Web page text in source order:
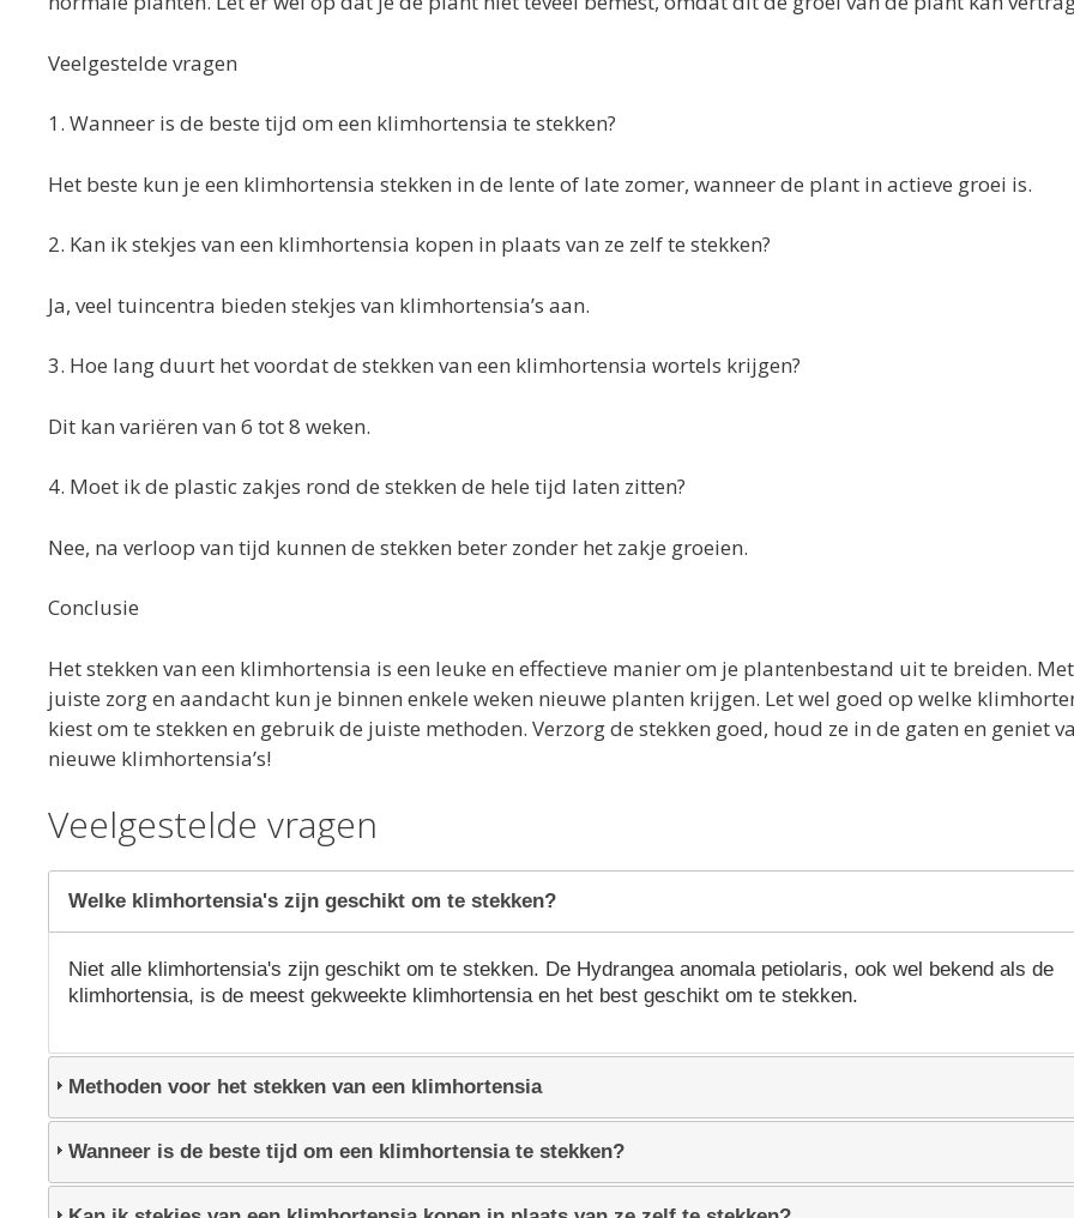
Veelgestelde vragen
1. Wanneer is de beste tijd om een klimhortensia te stekken?
Het beste kun je een klimhortensia stekken in de lente of late zomer, wanneer de plant in actieve groei is.
2. Kan ik stekjes van een klimhortensia kopen in plaats van ze zelf te stekken?
Ja, veel tuincentra bieden stekjes van klimhortensia’s aan.
3. Hoe lang duurt het voordat de stekken van een klimhortensia wortels krijgen?
Dit kan variëren van 6 tot 8 weken.
4. Moet ik de plastic zakjes rond de stekken de hele tijd laten zitten?
Nee, na verloop van tijd kunnen de stekken beter zonder het zakje groeien.
Conclusie
Het stekken van een klimhortensia is een leuke en effectieve manier om je plantenbestand uit te breiden.
juiste zorg en aandacht kun je binnen enkele weken nieuwe planten krijgen. Let wel goed op welke
kiest om te stekken en gebruik de juiste methoden. Verzorg de stekken goed, houd ze in de gaten en geniet
nieuwe klimhortensia’s!
Veelgestelde vragen
Welke klimhortensia's zijn geschikt om te stekken?
Niet alle klimhortensia's zijn geschikt om te stekken. De Hydrangea anomala petiolaris, ook wel bekend als de
klimhortensia, is de meest gekweekte klimhortensia en het best geschikt om te stekken.
Methoden voor het stekken van een klimhortensia
Wanneer is de beste tijd om een klimhortensia te stekken?